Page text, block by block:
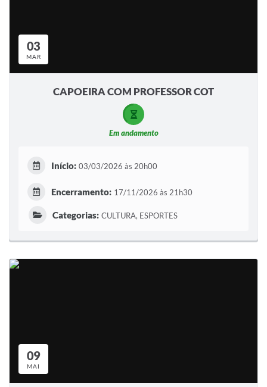
03
MAR
CAPOEIRA COM PROFESSOR COT
Em andamento
Início: 03/03/2026 às 20h00
Encerramento: 17/11/2026 às 21h30
Categorias: CULTURA, ESPORTES
09
MAI